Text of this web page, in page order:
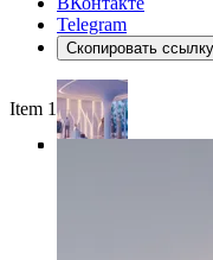
Telegram
Скопировать ссылку
Item 1 of 4